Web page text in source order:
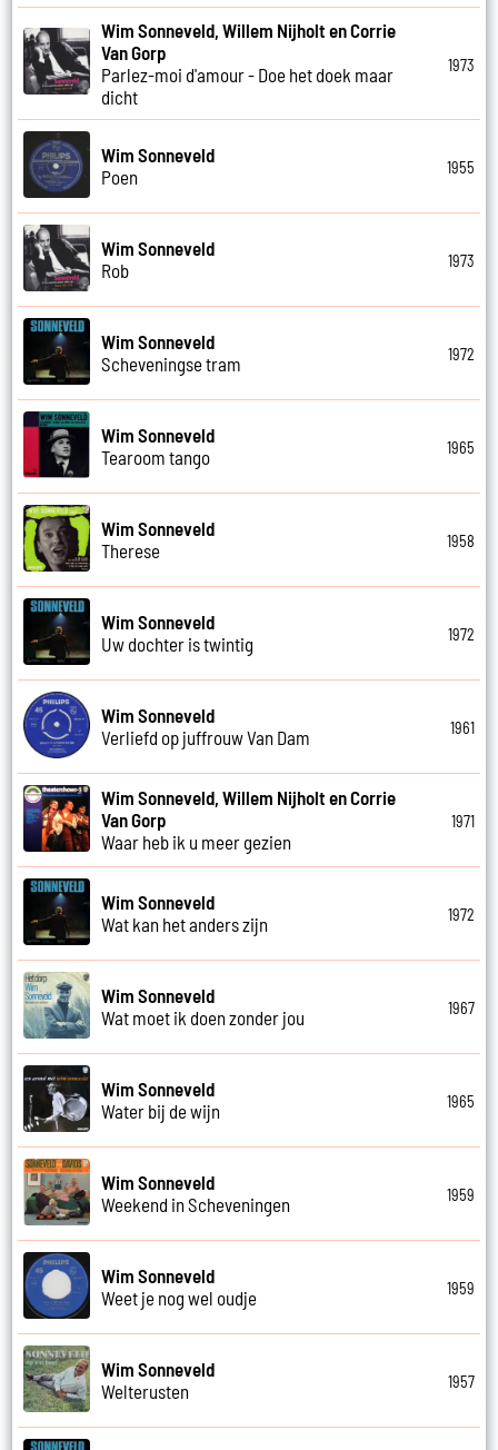
Wim Sonneveld, Willem Nijholt en Corrie
Van Gorp
Parlez-moi d'amour - Doe het doek maar
dicht
1973
Wim Sonneveld
Poen
1955
Wim Sonneveld
Rob
1973
Wim Sonneveld
Scheveningse tram
1972
Wim Sonneveld
Tearoom tango
1965
Wim Sonneveld
Therese
1958
Wim Sonneveld
Uw dochter is twintig
1972
Wim Sonneveld
Verliefd op juffrouw Van Dam
1961
Wim Sonneveld, Willem Nijholt en Corrie
Van Gorp
Waar heb ik u meer gezien
1971
Wim Sonneveld
Wat kan het anders zijn
1972
Wim Sonneveld
Wat moet ik doen zonder jou
1967
Wim Sonneveld
Water bij de wijn
1965
Wim Sonneveld
Weekend in Scheveningen
1959
Wim Sonneveld
Weet je nog wel oudje
1959
Wim Sonneveld
Welterusten
1957